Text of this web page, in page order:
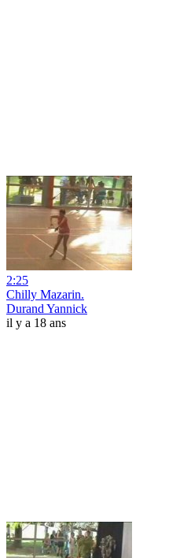
2:25
Chilly Mazarin.
Durand Yannick
il y a 18 ans